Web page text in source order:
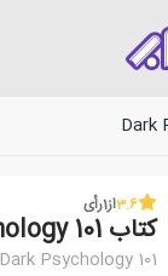
3.6از1رأی
کتاب Dark Psychology 101
Dark Psychology 101